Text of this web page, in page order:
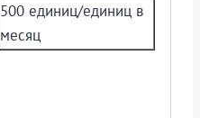
500 единиц/единиц в
месяц